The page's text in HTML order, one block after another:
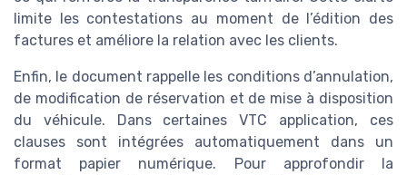
limite les contestations au moment de l’édition des
factures et améliore la relation avec les clients.
Enfin, le document rappelle les conditions d’annulation,
de modification de réservation et de mise à disposition
du véhicule. Dans certaines VTC application, ces
clauses sont intégrées automatiquement dans un
format papier numérique. Pour approfondir la